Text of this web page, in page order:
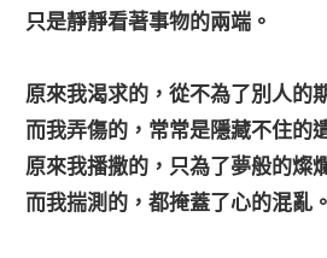
只是靜靜看著事物的兩端。
原來我渴求的，從不為了別人的
而我弄傷的，常常是隱藏不住的
原來我播撒的，只為了夢般的燦
而我揣測的，都掩蓋了心的混亂。